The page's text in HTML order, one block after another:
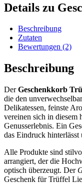
Details zu
Beschreibung
Zutaten
Bewertungen (2)
Beschreibung
DerGeschenkkorb
die den
Delikatessen, feinste
vereinen sich in diesem
Genusserlebnis. Ein
das Eindruck hinterlässt
Alle Produkte sind
arrangiert, der die
optisch überzeugt. Der
Geschenk für Trüffel